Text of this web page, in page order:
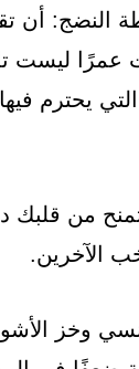
النضج: أن
ليست
التي يحترم
تمنح من
الآخرين.
وخز